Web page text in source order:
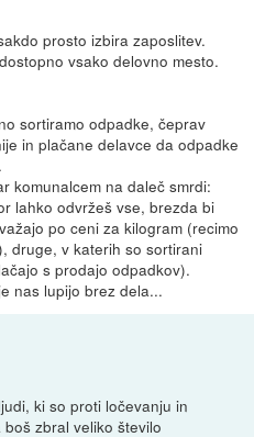
prosto izbira zaposlitev.
vsako delovno mesto.
sortiramo odpadke, čeprav
in plačane delavce da odpadke
komunalcem na daleč smrdi:
lahko odvržeš vse, brezda bi
po ceni za kilogram (recimo
druge, v katerih so sortirani
s prodajo odpadkov).
nas lupijo brez dela...
ki so proti ločevanju in
zbral veliko število